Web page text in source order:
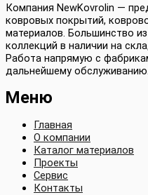
Компания NewKovrolin —
ковровых покрытий,
материалов. Большинство
коллекций в наличии на
Работа напрямую с
дальнейшему обслуживанию.
Меню
Главная
О компании
Каталог материалов
Проекты
Сервис
Контакты